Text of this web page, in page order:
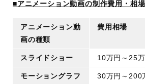
■アニメーション動画の制作費用・相場
アニメーション動
画の種類
費用相場
スライドショー 10万円～25万
モーショングラフ
30万円～200